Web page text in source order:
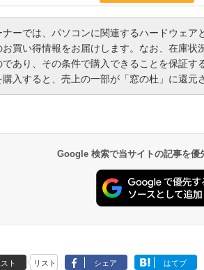
ーでは、パソコンに関連するハードウェア
お買い得情報をお届けします。なお、在庫状
であり、その条件で購入できることを保証す
入すると、売上の一部が「窓の杜」に還元
Google 検索で当サイトの記事を優
ト リスト シェア はてブ